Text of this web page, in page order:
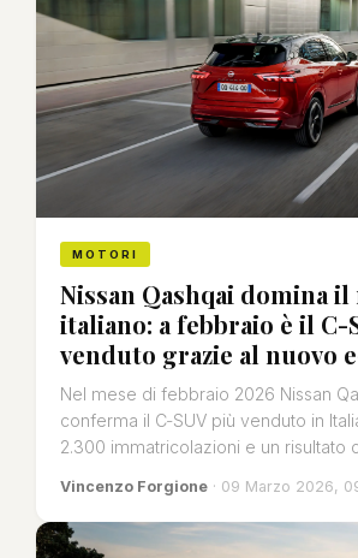
MOTORI
Nissan Qashqai domina
italiano: a febbraio è il C-
venduto grazie al nuovo
Nel mese di febbraio 2026 Nissan
conferma il C‑SUV più venduto in
2.300 immatricolazioni e un risultato
Vincenzo Forgione · 09 Marzo 2026,